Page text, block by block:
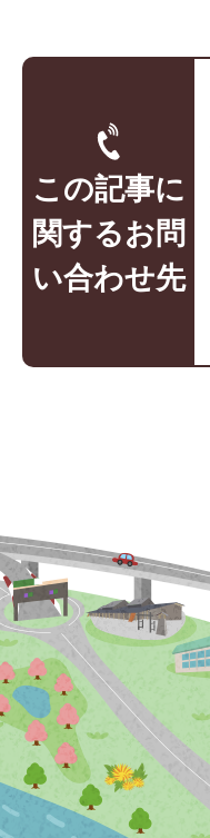
この記事に
関するお問
い合わせ先